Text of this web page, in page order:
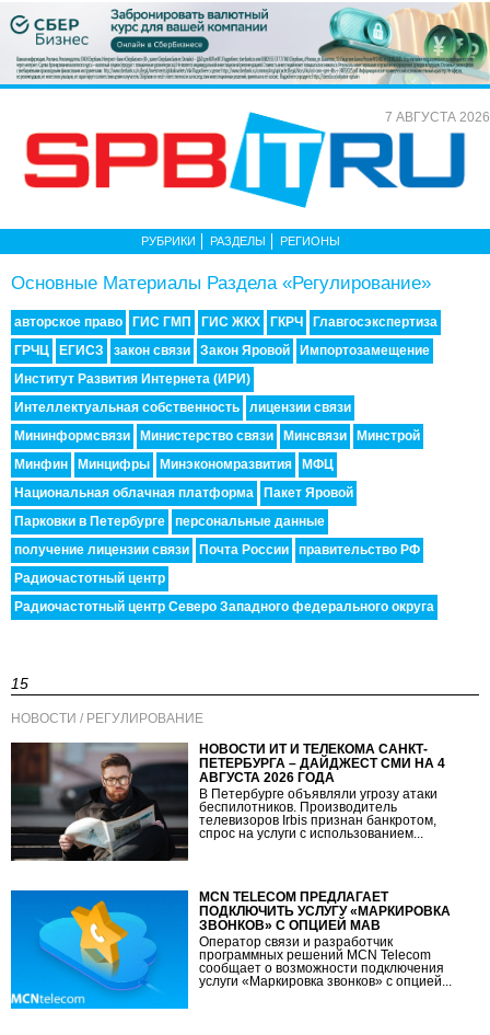
7 АВГУСТА 2026
РУБРИКИ РАЗДЕЛЫ РЕГИОНЫ
Основные Материалы Раздела «Регулирование»
авторское право ГИС ГМП ГИС ЖКХ ГКРЧ
Главгосэкспертиза
ГРЧЦ
ЕГИСЗ закон связи Закон Яровой
Импорто­замещение
Институт Развития Интернета (ИРИ)
Интеллектуальная собственность
лицензии связи
Мининформсвязи
Министерство связи Минсвязи
Минстрой
Минфин
Минцифры Минэкономразвития
МФЦ
Национальная облачная платформа
Пакет Яровой
Парковки в Петербурге
персональные данные
получение лицензии связи
Почта России
правительство РФ
Радиочастотный центр
Радиочастотный центр Северо Западного федерального округа
15
НОВОСТИ / РЕГУЛИРОВАНИЕ
НОВОСТИ ИТ И ТЕЛЕКОМА САНКТ-
ПЕТЕРБУРГА – ДАЙДЖЕСТ СМИ НА 4
АВГУСТА 2026 ГОДА
В Петербурге объявляли угрозу атаки
беспилотников. Производитель
телевизоров Irbis признан банкротом,
спрос на услуги с использованием...
MCN TELECOM ПРЕДЛАГАЕТ
ПОДКЛЮЧИТЬ УСЛУГУ «МАРКИРОВКА
ЗВОНКОВ» С ОПЦИЕЙ МАВ
Оператор связи и разработчик
программных решений MCN Telecom
сообщает о возможности подключения
услуги «Маркировка звонков» с опцией...